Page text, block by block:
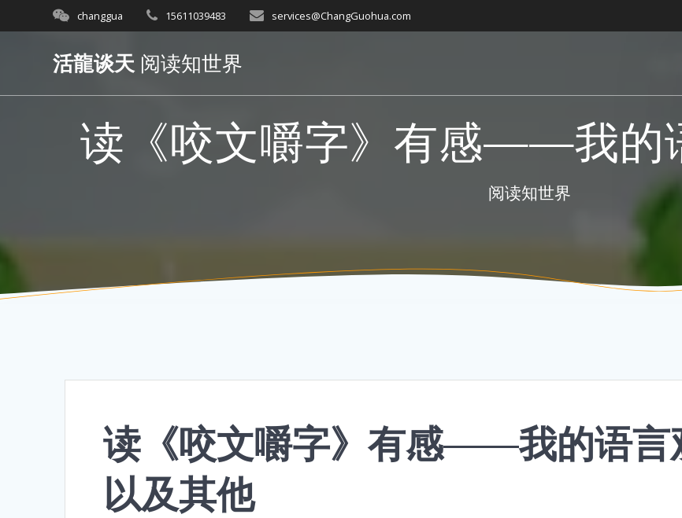
to
changgua 15611039483 services@ChangGuohua.com
活龍谈天阅读知世界
读《咬文嚼字》有感——我的
阅读知世界
读《咬文嚼字》有感——我的语言
以及其他